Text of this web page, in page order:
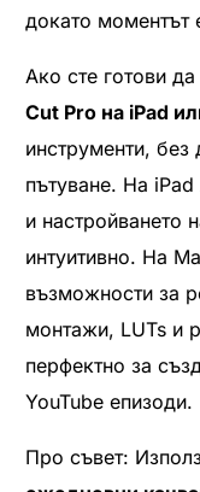
докато
Ако сте готови
Cut Pro на iPad
инструменти, без
пътуване. На iPad
и настройването
интуитивно. На
възможности за
монтажи, LUTs и
перфектно за
YouTube епизоди.
Про съвет: